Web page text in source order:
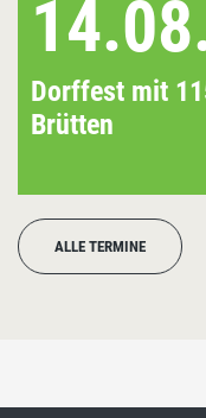
Dorffest mit
Brütten
ALLE TERMINE